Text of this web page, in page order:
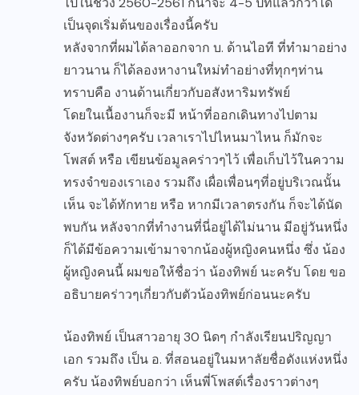
เป็นจุดเริ่มต้นของเรื่องนี้ครับ
หลังจากที่ผมได้ลาออกจาก บ. ด้านไอที ที่ทำมาอย่าง
ยาวนาน ก็ได้ลองหางานใหม่ทำอย่างที่ทุกๆท่าน
ทราบคือ งานด้านเกี่ยวกับอสังหาริมทรัพย์
โดยในเนื้องานก็จะมี หน้าที่ออกเดินทางไปตาม
จังหวัดต่างๆครับ เวลาเราไปไหนมาไหน ก็มักจะ
โพสต์ หรือ เขียนข้อมูลคร่าวๆไว้ เพื่อเก็บไว้ในความ
ทรงจำของเราเอง รวมถึง เผื่อเพื่อนๆที่อยู่บริเวณนั้น
เห็น จะได้ทักทาย หรือ หากมีเวลาตรงกัน ก็จะได้นัด
พบกัน หลังจากที่ทำงานที่นี่อยู่ได้ไม่นาน มีอยู่วันหนึ่ง
ก็ได้มีข้อความเข้ามาจากน้องผู้หญิงคนหนึ่ง ซึ่ง น้อง
ผู้หญิงคนนี้ ผมขอให้ชื่อว่า น้องทิพย์ นะครับ โดย ขอ
อธิบายคร่าวๆเกี่ยวกับตัวน้องทิพย์ก่อนนะครับ
น้องทิพย์ เป็นสาวอายุ 30 นิดๆ กำลังเรียนปริญญา
เอก รวมถึง เป็น อ. ที่สอนอยู่ในมหาลัยชื่อดังแห่งหนึ่ง
ครับ น้องทิพย์บอกว่า เห็นพี่โพสต์เรื่องราวต่างๆ